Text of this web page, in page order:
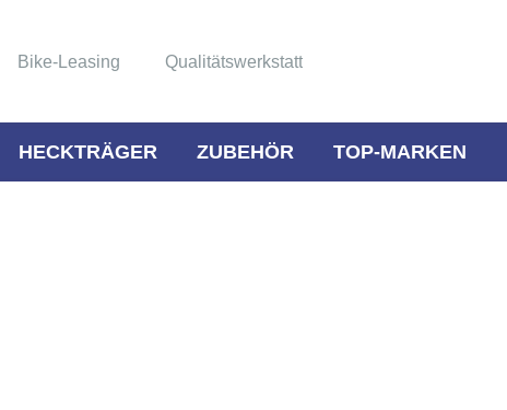
Bike-Leasing Qualitätswerkstatt
HECKTRÄGER ZUBEHÖR TOP-MARKEN